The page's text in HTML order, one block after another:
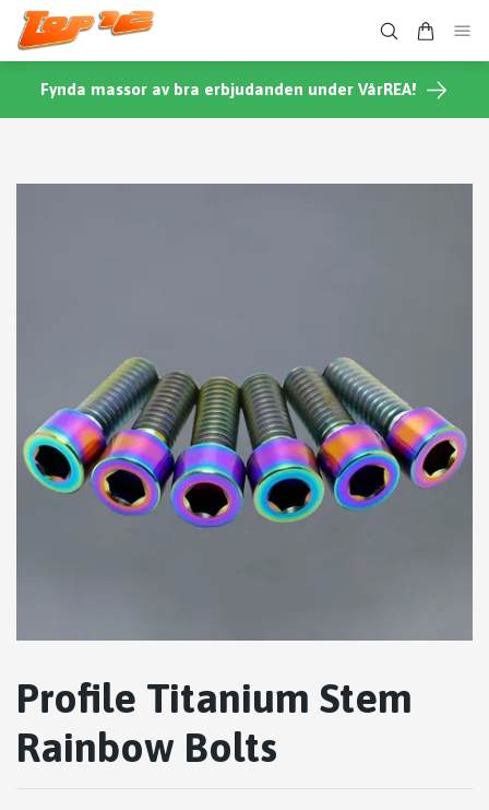
Fynda massor av bra erbjudanden under VårREA!
Profile Titanium Stem
Rainbow Bolts